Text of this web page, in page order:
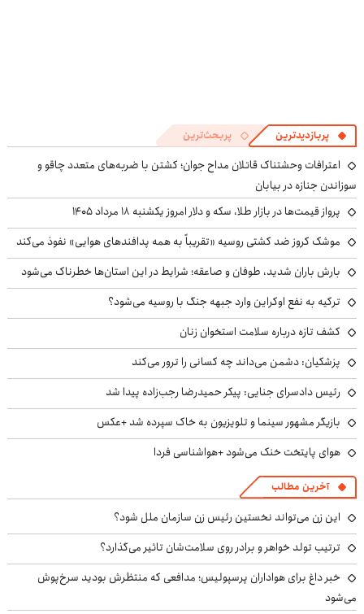
پربازدیدترین پربحث‌ترین
اعترافات وحشتناک قاتلان مداح جوان؛ کشتن با ضربه‌های متعدد چاقو و
سوزاندن جنازه در بیابان
پرواز قیمت‌ها در بازار طلا، سکه و دلار امروز یکشنبه ۱۸ مرداد ۱۴۰۵
موشک کروز ضد کشتی روسیه «تقریباً به همه پدافندهای هوایی» نفوذ می‌کند
بارش باران شدید، طوفان و صاعقه؛ شرایط در این استان‌ها خطرناک می‌شود
ترکیه به نفع اوکراین وارد جبهه جنگ با روسیه می‌شود؟
کشف تازه درباره سلامت استخوان زنان
پزشکیان: دشمن می‌داند چه کسانی را ترور می‌کند
رئیس دادسرای جنایی: پیکر حمیدرضا رجب‌زاده پیدا شد
بازیگر مشهور سینما و تلویزیون به خاک سپرده شد +عکس
هوای پایتخت خنک می‌شود +هواشناسی فردا
آخرین مطالب
این زن می‌تواند نخستین رئیس زن سازمان ملل شود؟
ترتیب تولد خواهر و برادر روی سلامت‌شان تاثیر می‌گذارد؟
خبر داغ برای هواداران پرسپولیس؛ مدافعی که منتظرش بودید سرخ‌پوش
می‌شود